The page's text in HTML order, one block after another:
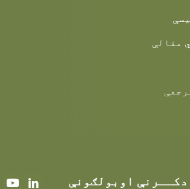
مقالې
دکــرنې اوبولګونې
YoutubeLinkedIn